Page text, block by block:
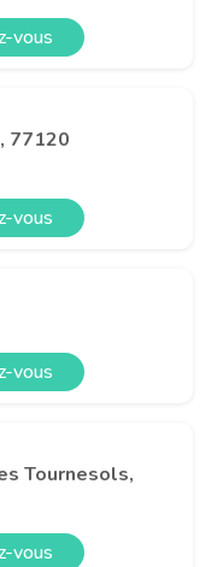
vous
77120
vous
vous
Tournesols,
vous